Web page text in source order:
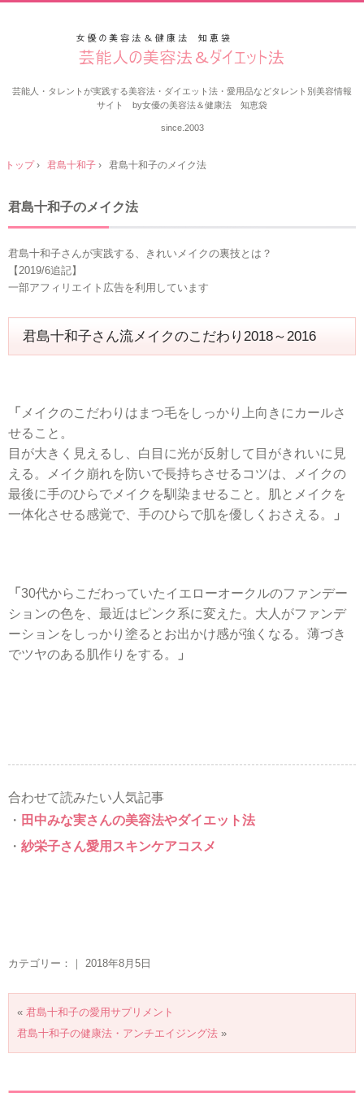
芸能人・タレントが実践する美容法・ダイエット法・愛用品などタレント別美容情報
サイト by女優の美容法＆健康法 知恵袋
since.2003
トップ› 君島十和子 › 君島十和子のメイク法
君島十和子のメイク法
君島十和子さんが実践する、きれいメイクの裏技とは？
【2019/6追記】
一部アフィリエイト広告を利用しています
君島十和子さん流メイクのこだわり2018～2016
「 メイクのこだわりはまつ毛をしっかり上向きにカールさ
せること。
目が大きく見えるし、白目に光が反射して目がきれいに見
える。メイク崩れを防いで長持ちさせるコツは、メイクの
最後に手のひらでメイクを馴染ませること。肌とメイクを
一体化させる感覚で、手のひらで肌を優しくおさえる。
」
「 30代からこだわっていたイエローオークルのファンデー
ションの色を、最近はピンク系に変えた。大人がファンデ
ーションをしっかり塗るとお出かけ感が強くなる。薄づき
でツヤのある肌作りをする。
」
合わせて読みたい人気記事
・ 田中みな実さんの美容法やダイエット法
・ 紗栄子さん愛用スキンケアコスメ
カテゴリー：｜ 2018年8月5日
« 君島十和子の愛用サプリメント
君島十和子の健康法・アンチエイジング法 »